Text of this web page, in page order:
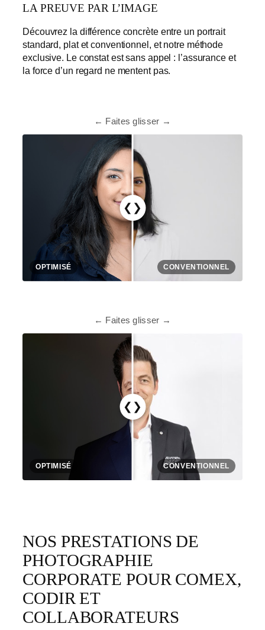
LA PREUVE PAR L’IMAGE
Découvrez la différence concrète entre un portrait
standard, plat et conventionnel, et notre méthode
exclusive. Le constat est sans appel : l’assurance et
la force d’un regard ne mentent pas.
← Faites glisser →
❮❯
OPTIMISÉ CONVENTIONNEL
← Faites glisser →
❮❯
OPTIMISÉ CONVENTIONNEL
NOS PRESTATIONS DE
PHOTOGRAPHIE
CORPORATE POUR COMEX,
CODIR ET
COLLABORATEURS